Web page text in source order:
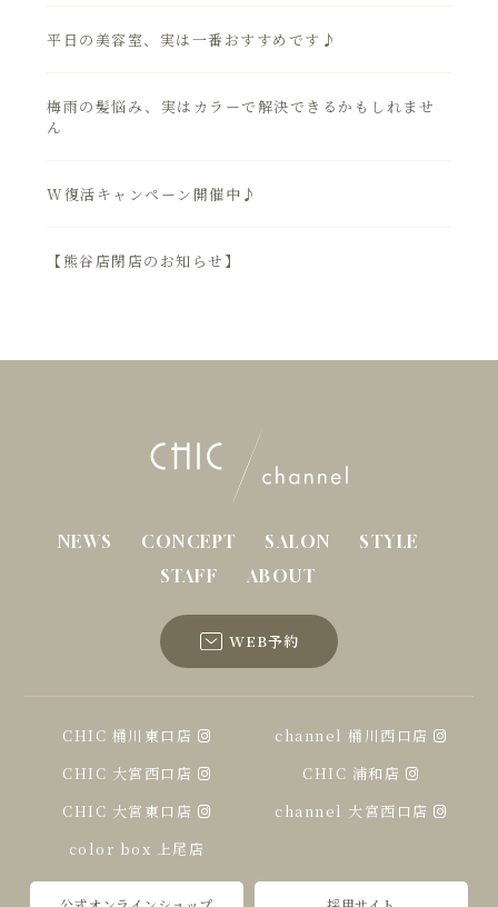
平日の美容室、実は一番おすすめです♪
梅雨の髪悩み、実はカラーで解決できるかもしれませ
ん
W復活キャンペーン開催中♪
【熊谷店閉店のお知らせ】
NEWS CONCEPT SALON
STYLE
STAFF
ABOUT
WEB予約
CHIC 桶川東口店
channel 桶川西口店
CHIC 大宮西口店
CHIC 浦和店
CHIC 大宮東口店
channel 大宮西口店
color box 上尾店